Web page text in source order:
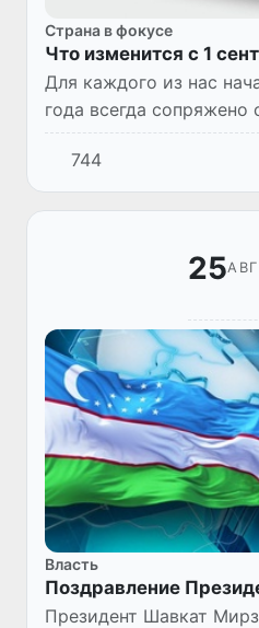
Страна в фокусе
Что изменится с 1
Для каждого из нас
года всегда сопряжено
нововведениями.
произойдут в разных
жизнедеятельности
744
25АВГ
Власть
Поздравление
Президент Шавкат